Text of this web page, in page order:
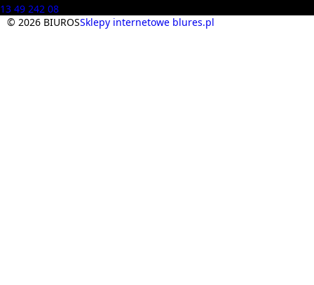
13 49 242 08
© 2026 BIUROSSklepy internetowe blures.pl